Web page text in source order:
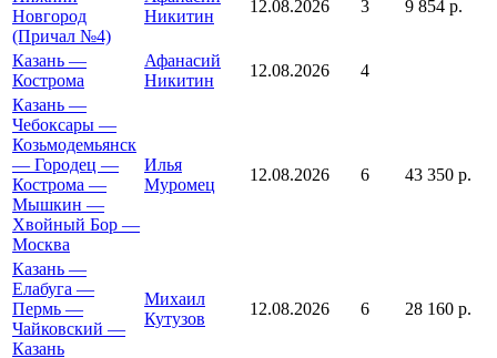
Новгород
(Причал №4)
Никитин
12.08.2026 3 9 854 р.
Казань —
Кострома
Афанасий
Никитин
12.08.2026
4
Казань —
Чебоксары —
Козьмодемьянск
— Городец —
Кострома —
Мышкин —
Хвойный Бор —
Москва
Илья
Муромец
12.08.2026 6 43 350 р.
Казань —
Елабуга —
Пермь —
Чайковский —
Казань
Михаил
Кутузов
12.08.2026 6 28 160 р.